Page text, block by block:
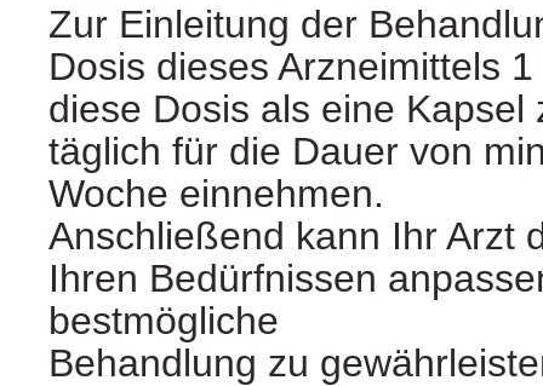
Zur Einleitung der
Dosis dieses Arzneimittels
diese Dosis als eine Kapsel
täglich für die Dauer von
Woche einnehmen.
Anschließend kann Ihr Arzt
Ihren Bedürfnissen
bestmögliche
Behandlung zu